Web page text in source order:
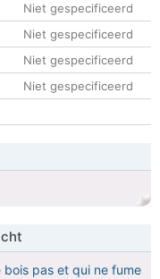
Niet gespecificeerd
Niet gespecificeerd
Niet gespecificeerd
Niet gespecificeerd
bois pas et qui ne fume